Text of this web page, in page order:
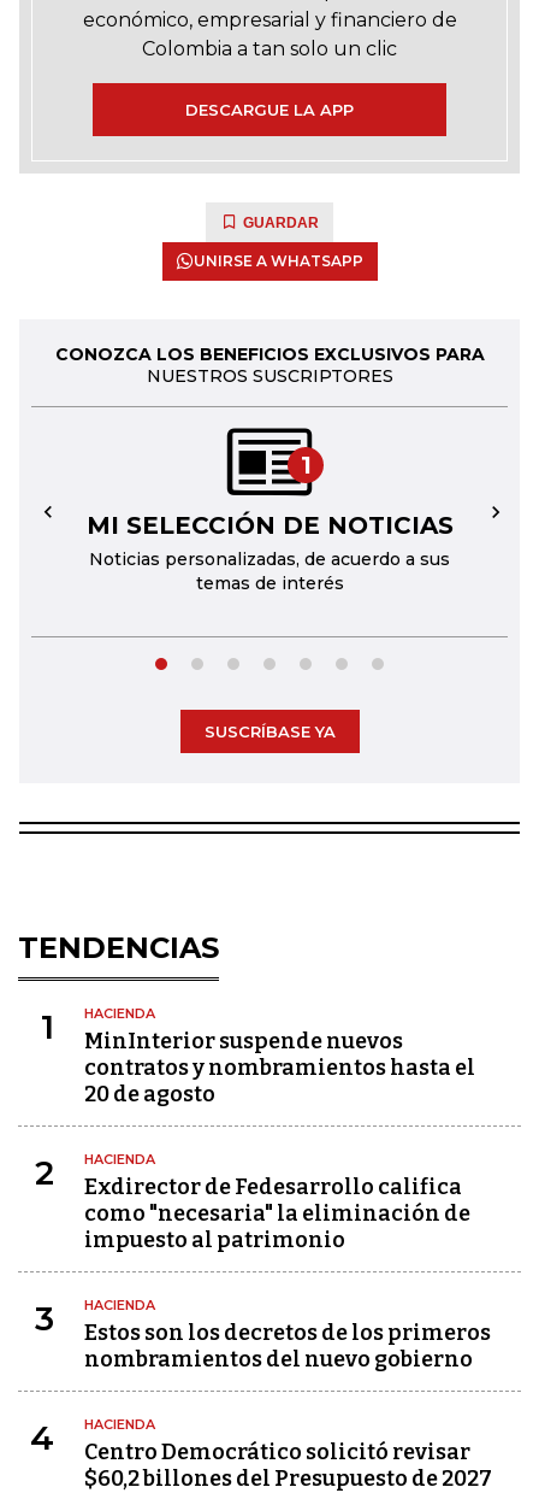
económico, empresarial y financiero de
Colombia a tan solo un clic
DESCARGUE LA APP
GUARDAR
UNIRSE A WHATSAPP
CONOZCA LOS BENEFICIOS EXCLUSIVOS PARA
NUESTROS SUSCRIPTORES
1
MI SELECCIÓN DE NOTICIAS
Noticias personalizadas, de acuerdo a sus
temas de interés
← →
SUSCRÍBASE YA
TENDENCIAS
1 HACIENDA
MinInterior suspende nuevos
contratos y nombramientos hasta el
20 de agosto
2 HACIENDA
Exdirector de Fedesarrollo califica
como "necesaria" la eliminación de
impuesto al patrimonio
3 HACIENDA
Estos son los decretos de los primeros
nombramientos del nuevo gobierno
4 HACIENDA
Centro Democrático solicitó revisar
$60,2 billones del Presupuesto de 2027